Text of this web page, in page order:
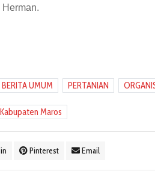
BERITA UMUM PERTANIAN
Kabupaten Maros
Pinterest Email